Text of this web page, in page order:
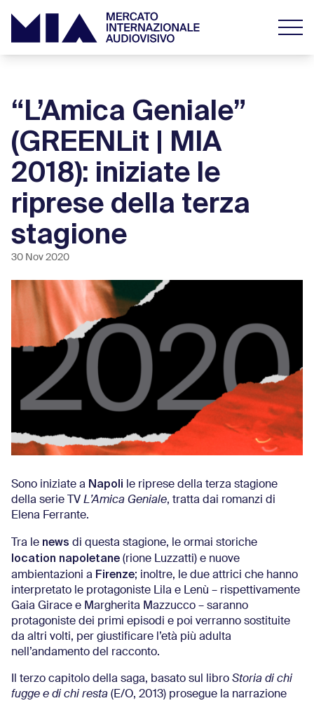
“L’Amica Geniale”
(GREENLit | MIA
2018): iniziate le
riprese della terza
stagione
30 Nov 2020
Sono iniziate a Napoli le riprese della terza stagione
della serie TV L’Amica Geniale, tratta dai romanzi di
Elena Ferrante.
Tra le news di questa stagione, le ormai storiche
location napoletane (rione Luzzatti) e nuove
ambientazioni a Firenze; inoltre, le due attrici che hanno
interpretato le protagoniste Lila e Lenù – rispettivamente
Gaia Girace e Margherita Mazzucco – saranno
protagoniste dei primi episodi e poi verranno sostituite
da altri volti, per giustificare l’età più adulta
nell’andamento del racconto.
Il terzo capitolo della saga, basato sul libro Storia di chi
fugge e di chi resta (E/O, 2013) prosegue la narrazione